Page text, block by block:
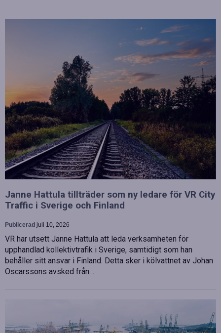
Janne Hattula tillträder som ny ledare för VR City
Traffic i Sverige och Finland
Publicerad juli 10, 2026
VR har utsett Janne Hattula att leda verksamheten för
upphandlad kollektivtrafik i Sverige, samtidigt som han
behåller sitt ansvar i Finland. Detta sker i kölvattnet av Johan
Oscarssons avsked från…